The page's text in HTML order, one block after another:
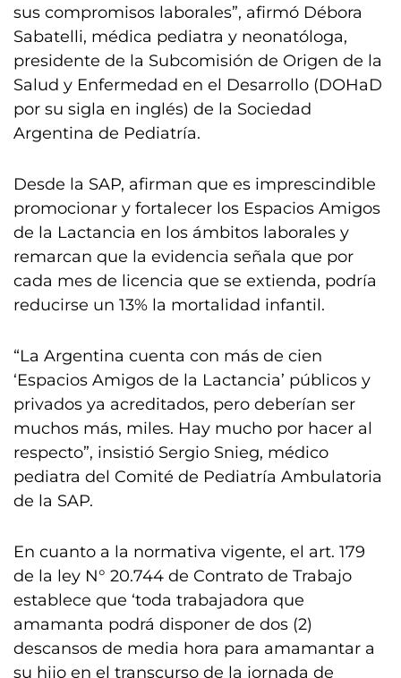
sus compromisos laborales”, afirmó Débora
Sabatelli, médica pediatra y neonatóloga,
presidente de la Subcomisión de Origen de la
Salud y Enfermedad en el Desarrollo (DOHaD
por su sigla en inglés) de la Sociedad
Argentina de Pediatría.
Desde la SAP, afirman que es imprescindible
promocionar y fortalecer los Espacios Amigos
de la Lactancia en los ámbitos laborales y
remarcan que la evidencia señala que por
cada mes de licencia que se extienda, podría
reducirse un 13% la mortalidad infantil.
“La Argentina cuenta con más de cien
‘Espacios Amigos de la Lactancia’ públicos y
privados ya acreditados, pero deberían ser
muchos más, miles. Hay mucho por hacer al
respecto”, insistió Sergio Snieg, médico
pediatra del Comité de Pediatría Ambulatoria
de la SAP.
En cuanto a la normativa vigente, el art. 179
de la ley N° 20.744 de Contrato de Trabajo
establece que ‘toda trabajadora que
amamanta podrá disponer de dos (2)
descansos de media hora para amamantar a
su hijo en el transcurso de la jornada de